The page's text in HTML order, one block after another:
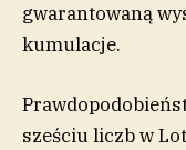
gwarantowaną
kumulacje.
sześciu liczb w